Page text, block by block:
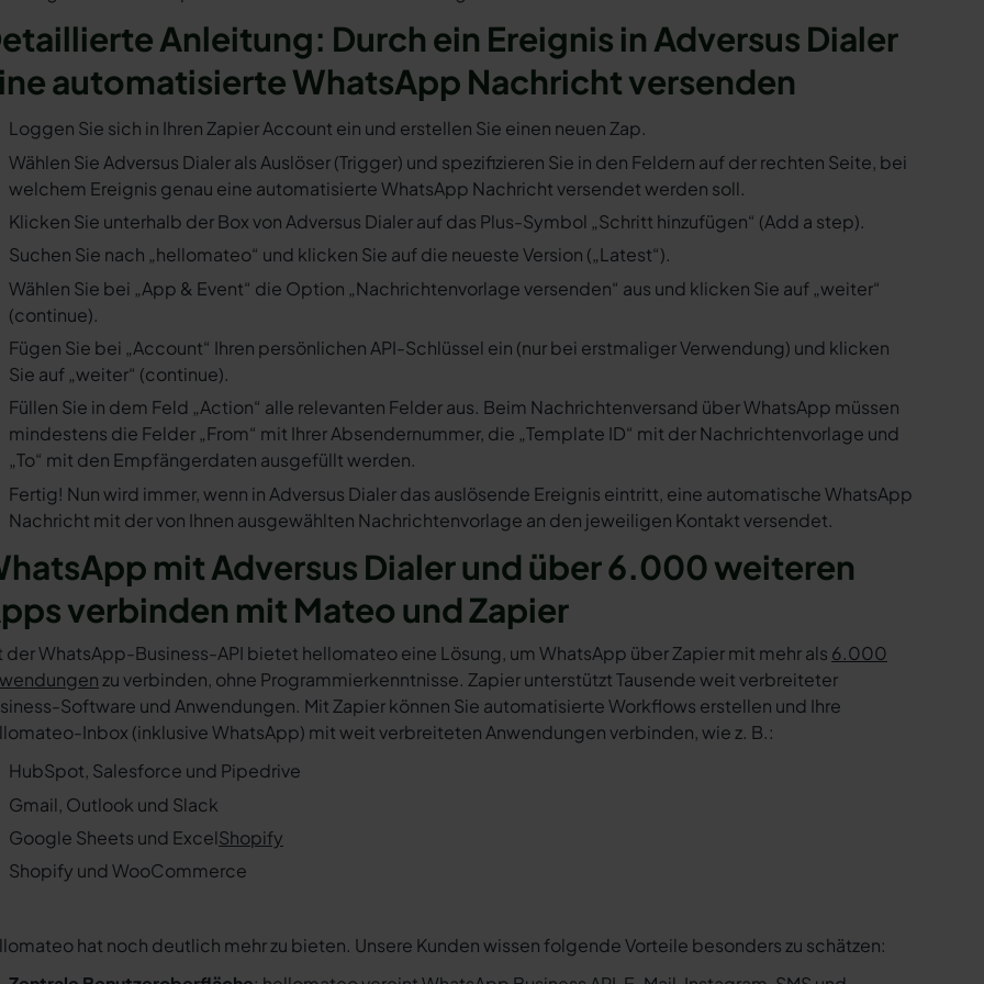
Anleitung: Durch ein Ereignis in Adversus Dialer
automatisierte WhatsApp Nachricht versenden
Loggen Sie sich in Ihren Zapier Account ein und erstellen Sie einen neuen Zap.
Wählen Sie Adversus Dialer als Auslöser (Trigger) und spezifizieren Sie in den Feldern auf der rechten Seite, bei
welchem Ereignis genau eine automatisierte WhatsApp Nachricht versendet werden soll.
Klicken Sie unterhalb der Box von Adversus Dialer auf das Plus-Symbol „Schritt hinzufügen“ (Add a step).
Suchen Sie nach „hellomateo“ und klicken Sie auf die neueste Version („Latest“).
Wählen Sie bei „App & Event“ die Option „Nachrichtenvorlage versenden“ aus und klicken Sie auf „weiter“
(continue).
Fügen Sie bei „Account“ Ihren persönlichen API-Schlüssel ein (nur bei erstmaliger Verwendung) und klicken
Sie auf „weiter“ (continue).
Füllen Sie in dem Feld „Action“ alle relevanten Felder aus. Beim Nachrichtenversand über WhatsApp müssen
mindestens die Felder „From“ mit Ihrer Absendernummer, die „Template ID“ mit der Nachrichtenvorlage und
„To“ mit den Empfängerdaten ausgefüllt werden.
Fertig! Nun wird immer, wenn in Adversus Dialer das auslösende Ereignis eintritt, eine automatische WhatsApp
Nachricht mit der von Ihnen ausgewählten Nachrichtenvorlage an den jeweiligen Kontakt versendet.
mit Adversus Dialer und über 6.000 weiteren
verbinden mit Mateo und Zapier
der WhatsApp-Business-API bietet hellomateo eine Lösung, um WhatsApp über Zapier mit mehr als 6.000
zu verbinden, ohne Programmierkenntnisse. Zapier unterstützt Tausende weit verbreiteter
Software und Anwendungen. Mit Zapier können Sie automatisierte Workflows erstellen und Ihre
Inbox (inklusive WhatsApp) mit weit verbreiteten Anwendungen verbinden, wie z. B.:
HubSpot, Salesforce und Pipedrive
Gmail, Outlook und Slack
Google Sheets und ExcelShopify
Shopify und WooCommerce
hat noch deutlich mehr zu bieten. Unsere Kunden wissen folgende Vorteile besonders zu schätzen: